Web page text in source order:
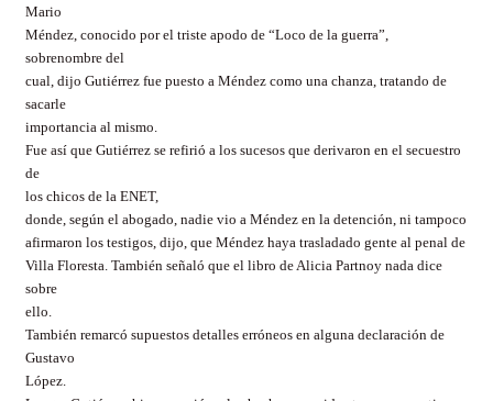
Mario
Méndez, conocido por el triste apodo de “Loco de la guerra”,
sobrenombre del
cual, dijo Gutiérrez fue puesto a Méndez como una chanza, tratando de
sacarle
importancia al mismo.
Fue así que Gutiérrez se refirió a los sucesos que derivaron en el secuestro
de
los chicos de la ENET,
donde, según el abogado, nadie vio a Méndez en la detención, ni tampoco
afirmaron los testigos, dijo, que Méndez haya trasladado gente al penal de
Villa Floresta. También señaló que el libro de Alicia Partnoy nada dice
sobre
ello.
También remarcó supuestos detalles erróneos en alguna declaración de
Gustavo
López.